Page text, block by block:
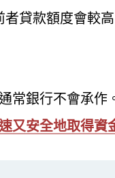
貸款額度會較高
常銀行不會承作
又安全地取得資